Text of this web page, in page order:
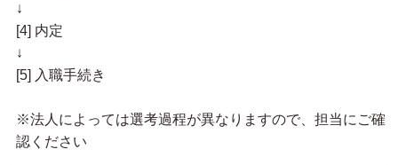
↓
[4] 内定
↓
[5] 入職手続き
※法人によっては選考過程が異なりますので、担当にご確
認ください